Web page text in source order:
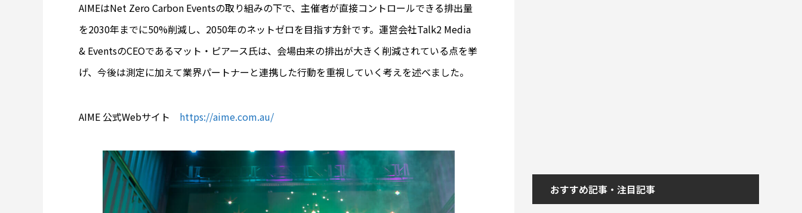
AIMEはNet Zero Carbon Eventsの取り組みの下で、主催者が直接コントロールできる排出量
を2030年までに50%削減し、2050年のネットゼロを目指す方針です。運営会社Talk2 Media
& EventsのCEOであるマット・ピアース氏は、会場由来の排出が大きく削減されている点を挙
げ、今後は測定に加えて業界パートナーと連携した行動を重視していく考えを述べました。
AIME 公式Webサイト https://aime.com.au/
おすすめ記事・注目記事